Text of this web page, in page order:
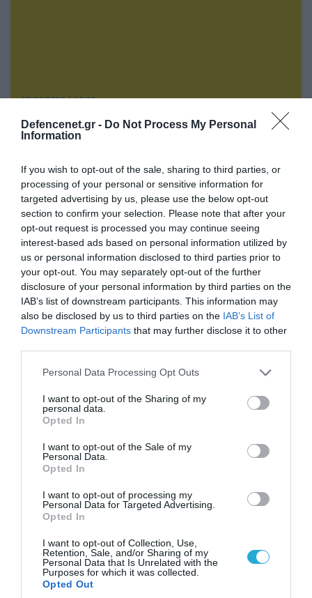
Defencenet.gr - Do Not Process My Personal
Information
If you wish to opt-out of the sale, sharing to third parties, or
processing of your personal or sensitive information for
targeted advertising by us, please use the below opt-out
section to confirm your selection. Please note that after your
opt-out request is processed you may continue seeing
interest-based ads based on personal information utilized by
us or personal information disclosed to third parties prior to
your opt-out. You may separately opt-out of the further
disclosure of your personal information by third parties on the
IAB’s list of downstream participants. This information may
also be disclosed by us to third parties on the IAB’s List of
Downstream Participants that may further disclose it to other
Please note that this website/app uses one or more Google
not limited to your visit or usage behaviour. You may click to
grant or deny consent to Google and its third-party tags to
use your data for below specified purposes in below Google
consent section.
Personal Data Processing Opt Outs
I want to opt-out of the Sharing of my
personal data.
Opted In
I want to opt-out of the Sale of my
Personal Data.
Opted In
I want to opt-out of processing my
Personal Data for Targeted Advertising.
Opted In
I want to opt-out of Collection, Use,
Retention, Sale, and/or Sharing of my
Personal Data that Is Unrelated with the
Purposes for which it was collected.
Opted Out
05.08.2026 | 15:02
Ρωσικός πύραυλος με κεφαλή διασποράς
κατέστρεψε ολοσχερώς ένα από τα
(βίντεο)
σε 42χρονη σε στάση Τραμ στην Ισπανία και
απείλησε ότι θα την κακοποιήσει!